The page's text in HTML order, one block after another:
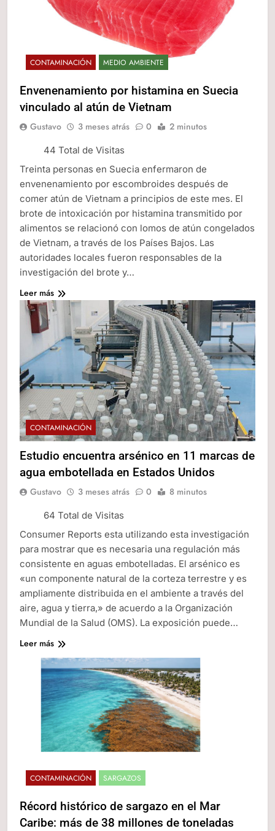
CONTAMINACIÓN MEDIO AMBIENTE
Envenenamiento por histamina en Suecia
vinculado al atún de Vietnam
Gustavo 3 meses atrás 0 2 minutos
44 Total de Visitas
Treinta personas en Suecia enfermaron de
envenenamiento por escombroides después de
comer atún de Vietnam a principios de este mes. El
brote de intoxicación por histamina transmitido por
alimentos se relacionó con lomos de atún congelados
de Vietnam, a través de los Países Bajos. Las
autoridades locales fueron responsables de la
investigación del brote y…
Leer más
CONTAMINACIÓN
Estudio encuentra arsénico en 11 marcas de
agua embotellada en Estados Unidos
Gustavo 3 meses atrás 0 8 minutos
64 Total de Visitas
Consumer Reports esta utilizando esta investigación
para mostrar que es necesaria una regulación más
consistente en aguas embotelladas. El arsénico es
«un componente natural de la corteza terrestre y es
ampliamente distribuida en el ambiente a través del
aire, agua y tierra,» de acuerdo a la Organización
Mundial de la Salud (OMS). La exposición puede…
Leer más
CONTAMINACIÓN SARGAZOS
Récord histórico de sargazo en el Mar
Caribe: más de 38 millones de toneladas